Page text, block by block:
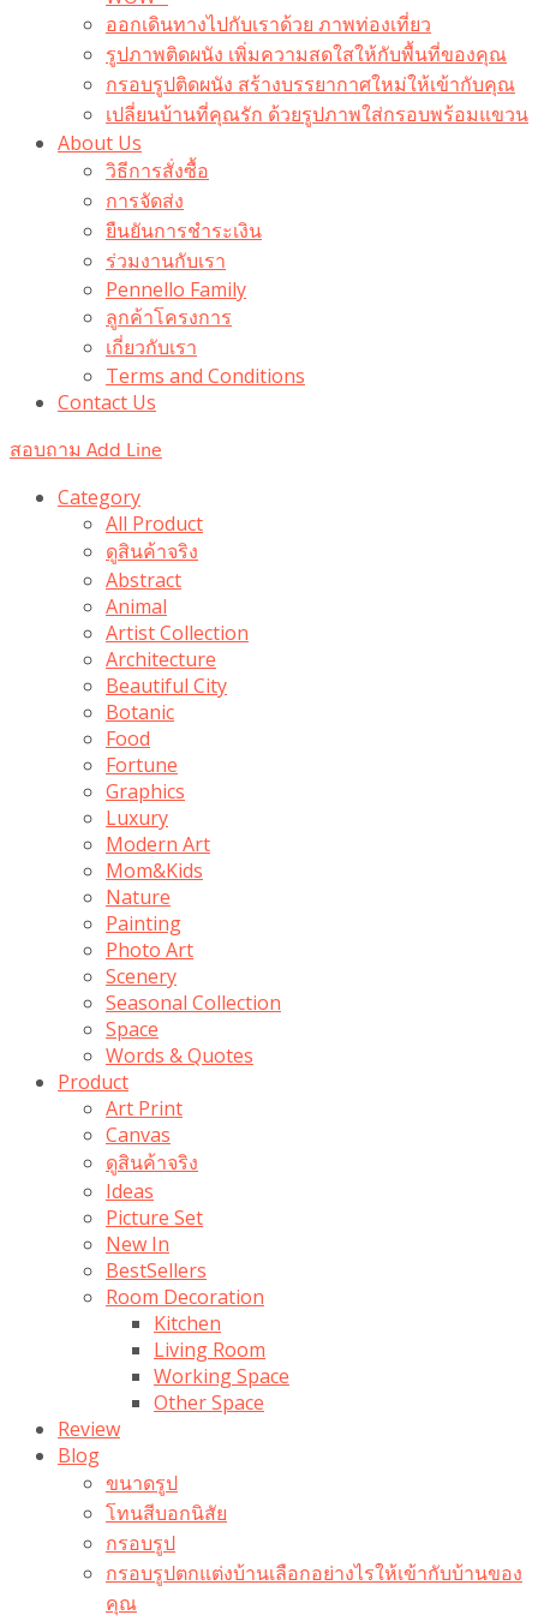
ออกเดินทางไปกับเราด้วย ภาพท่องเที่ยว
รูปภาพติดผนัง เพิ่มความสดใสให้กับพื้นที่ของคุณ
กรอบรูปติดผนัง สร้างบรรยากาศใหม่ให้เข้ากับคุณ
เปลี่ยนบ้านที่คุณรัก ด้วยรูปภาพใส่กรอบพร้อมแขวน​
About Us
วิธีการสั่งซื้อ
การจัดส่ง
ยืนยันการชำระเงิน
ร่วมงานกับเรา
Pennello Family
ลูกค้าโครงการ
เกี่ยวกับเรา
Terms and Conditions
Contact Us
สอบถาม Add Line
Category
All Product
ดูสินค้าจริง
Abstract
Animal
Artist Collection
Architecture
Beautiful City
Botanic
Food
Fortune
Graphics
Luxury
Modern Art
Mom&Kids
Nature
Painting
Photo Art
Scenery
Seasonal Collection
Space
Words & Quotes
Product
Art Print
Canvas
ดูสินค้าจริง
Ideas
Picture Set
New In
BestSellers
Room Decoration
Kitchen
Living Room
Working Space
Other Space
Review
Blog
ขนาดรูป
โทนสีบอกนิสัย
กรอบรูป
กรอบรูปตกแต่งบ้านเลือกอย่างไรให้เข้ากับบ้านของ
คุณ